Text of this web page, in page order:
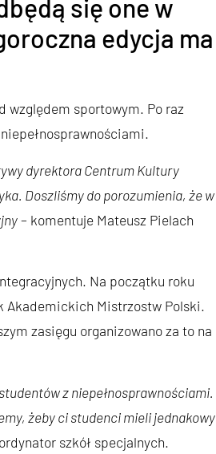
się one w
edycja ma
względem sportowym. Po raz
dyrektora Centrum Kultury
Doszliśmy do porozumienia, że w
– komentuje Mateusz Pielach
Na początku roku
Akademickich Mistrzostw Polski.
zasięgu organizowano za to na
z niepełnosprawnościami.
żeby ci studenci mieli jednakowy
szkół specjalnych.